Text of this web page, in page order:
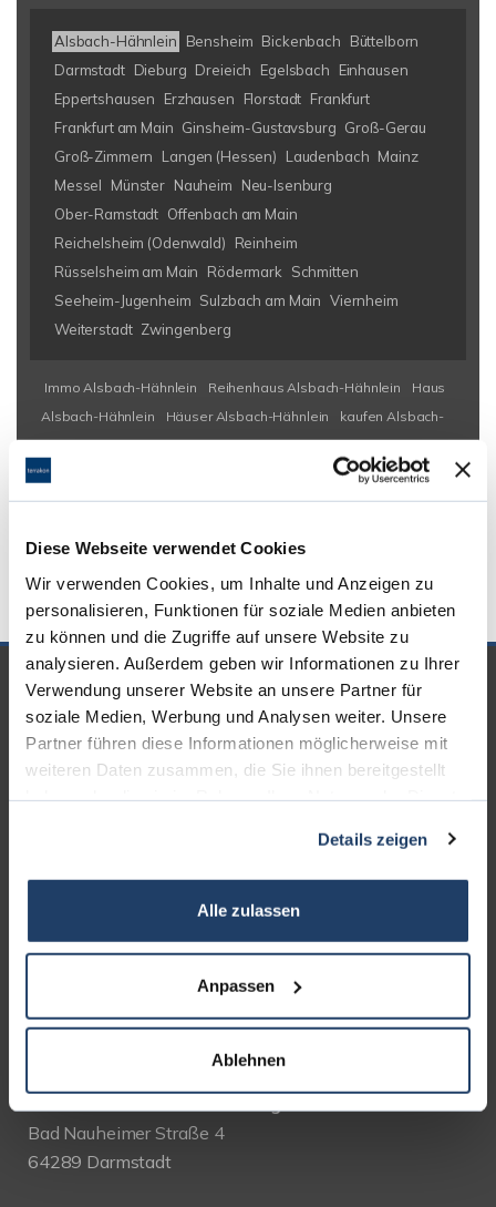
Diese Webseite verwendet Cookies
Wir verwenden Cookies, um Inhalte und Anzeigen zu
personalisieren, Funktionen für soziale Medien anbieten
zu können und die Zugriffe auf unsere Website zu
analysieren. Außerdem geben wir Informationen zu Ihrer
Verwendung unserer Website an unsere Partner für
soziale Medien, Werbung und Analysen weiter. Unsere
Partner führen diese Informationen möglicherweise mit
weiteren Daten zusammen, die Sie ihnen bereitgestellt
Details zeigen
Alle zulassen
Anpassen
Ablehnen
Alsbach-Hähnlein Bensheim Bickenbach
Büttelborn
Darmstadt Dieburg Dreieich Egelsbach
Einhausen
Eppertshausen
Erzhausen Florstadt Frankfurt
Frankfurt am Main Ginsheim-Gustavsburg Groß-Gerau
Groß-Zimmern
Langen (Hessen) Laudenbach Mainz
Messel
Münster Nauheim
Neu-Isenburg
Ober-Ramstadt Offenbach am Main
Reichelsheim (Odenwald)
Reinheim
Rüsselsheim am Main
Rödermark
Schmitten
Seeheim-Jugenheim Sulzbach am Main Viernheim
Weiterstadt Zwingenberg
Immo Alsbach-Hähnlein Reihenhaus Alsbach-Hähnlein
Haus
Alsbach-Hähnlein
Häuser Alsbach-Hähnlein
kaufen Alsbach-
Hähnlein
Immobilie Alsbach-Hähnlein
Immobilien Alsbach-
Hähnlein
Immobilienkauf Alsbach-
Hähnlein
Einfamilienhaus Alsbach-Hähnlein
Einfamilienhäuser
UNSERE PARTNER &
AUSZEICHNUNGEN
Bad Nauheimer Straße 4
64289 Darmstadt